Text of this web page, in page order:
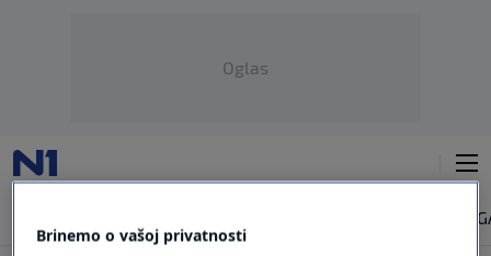
Oglas
Brinemo o vašoj privatnosti